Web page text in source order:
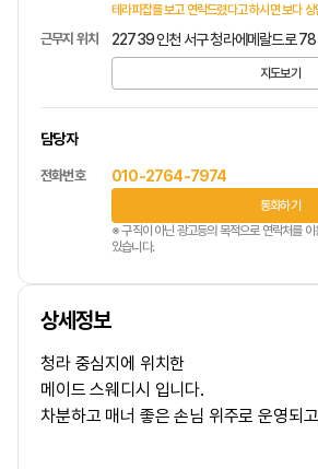
테라피잡를 보고 연락드렸다고 하시면 보다
근무지 위치 22739 인천 서구 청라에메랄드로
지도보기
담당자
전화번호 010-2764-7974
통화하기
※ 구직이 아닌 광고등의 목적으로 연락처를
있습니다.
상세정보
청라 중심지에 위치한
메이드 스웨디시 입니다.
차분하고 매너 좋은 손님 위주로 운영되